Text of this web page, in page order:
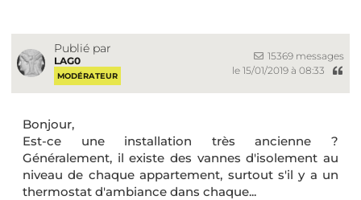
Publié par
LAG0
MODÉRATEUR
15369 messages
le 15/01/2019 à 08:33
Bonjour,
Est-ce une installation très ancienne ?
Généralement, il existe des vannes d'isolement au
niveau de chaque appartement, surtout s'il y a un
thermostat d'ambiance dans chaque...